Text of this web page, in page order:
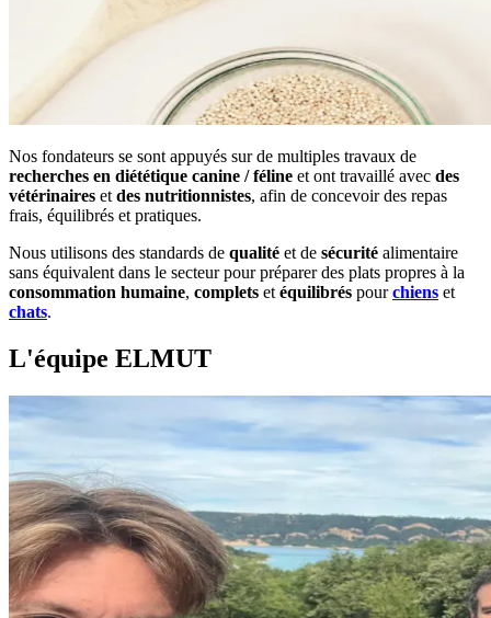
Nos fondateurs se sont appuyés sur de multiples travaux de
recherches en diététique canine / féline et ont travaillé avec des
vétérinaires et des nutritionnistes, afin de concevoir des repas
frais, équilibrés et pratiques.
Nous utilisons des standards de qualité et de sécurité alimentaire
sans équivalent dans le secteur pour préparer des plats propres à la
consommation humaine, complets et équilibrés pourchiens et
chats.
L'équipe ELMUT